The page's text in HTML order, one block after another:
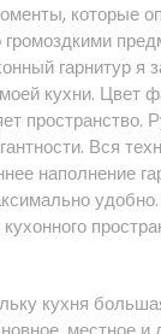
которые
гарнитур я
кухни. Цвет
Вся
наполнение
кухня